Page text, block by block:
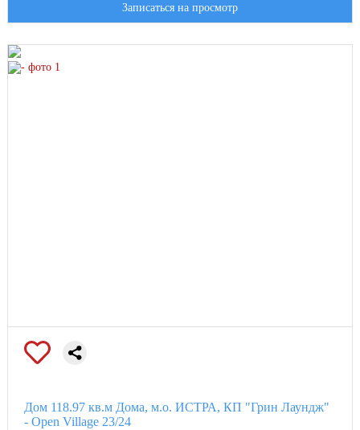
Записаться на просмотр
Дом 118.97 кв.м Дома, м.о. ИСТРА, КП "Грин Лаундж"
- Open Village 23/24